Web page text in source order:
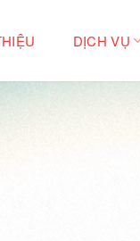
DỊCH VỤ